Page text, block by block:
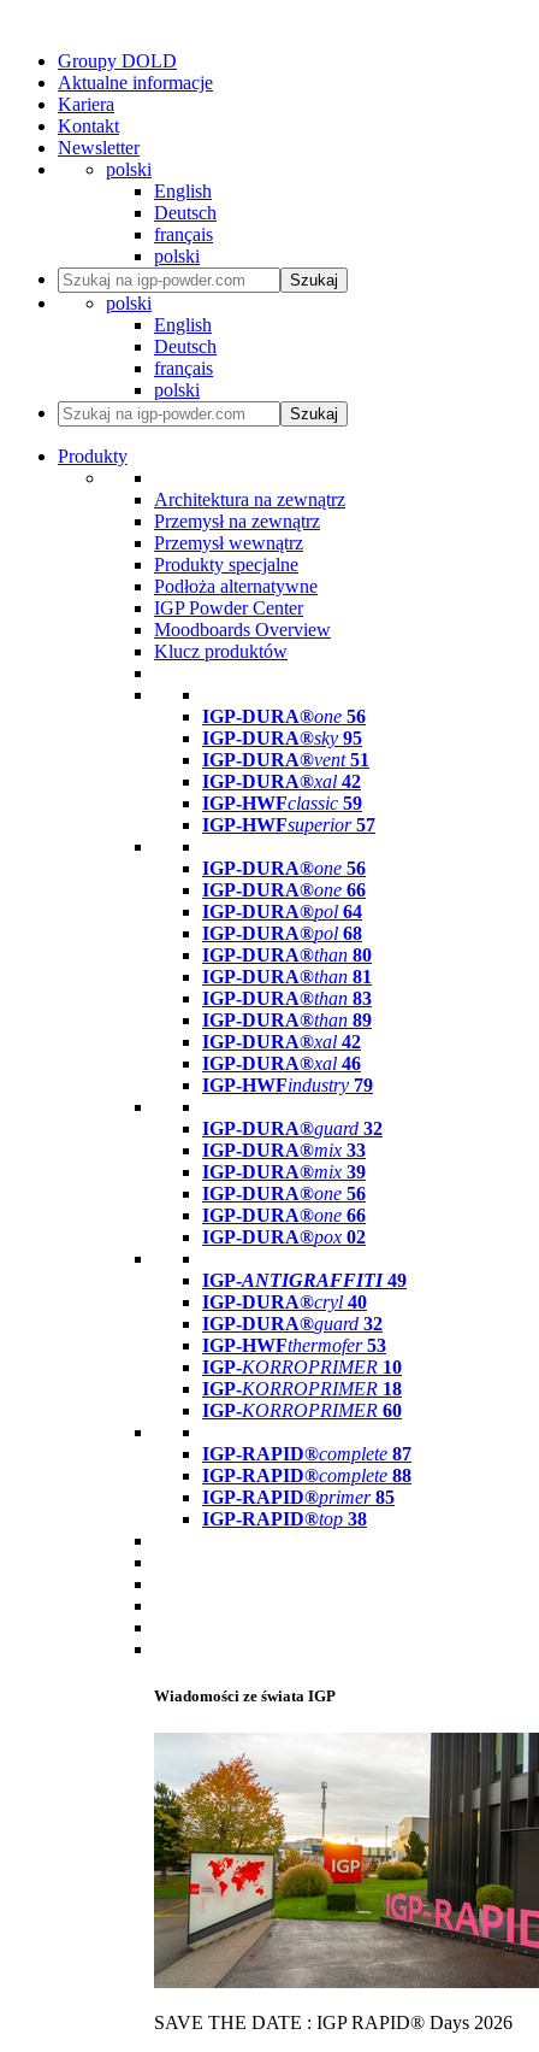
Groupy DOLD
Aktualne informacje
Kariera
Kontakt
Newsletter
polski
English
Deutsch
français
polski
Szukaj
polski
English
Deutsch
français
polski
Szukaj
Produkty
Architektura na zewnątrz
Przemysł na zewnątrz
Przemysł wewnątrz
Produkty specjalne
Podłoża alternatywne
IGP Powder Center
Moodboards Overview
Klucz produktów
IGP-DURA®one 56
IGP-DURA®sky 95
IGP-DURA®vent 51
IGP-DURA®xal 42
IGP-HWFclassic 59
IGP-HWFsuperior 57
IGP-DURA®one 56
IGP-DURA®one 66
IGP-DURA®pol 64
IGP-DURA®pol 68
IGP-DURA®than 80
IGP-DURA®than 81
IGP-DURA®than 83
IGP-DURA®than 89
IGP-DURA®xal 42
IGP-DURA®xal 46
IGP-HWFindustry 79
IGP-DURA®guard 32
IGP-DURA®mix 33
IGP-DURA®mix 39
IGP-DURA®one 56
IGP-DURA®one 66
IGP-DURA®pox 02
IGP-ANTIGRAFFITI49
IGP-DURA®cryl 40
IGP-DURA®guard 32
IGP-HWFthermofer 53
IGP-KORROPRIMER 10
IGP-KORROPRIMER 18
IGP-KORROPRIMER 60
IGP-RAPID®complete 87
IGP-RAPID®complete 88
IGP-RAPID®primer 85
IGP-RAPID®top 38
Wiadomości ze świata IGP
SAVE THE DATE : IGP RAPID® Days 2026